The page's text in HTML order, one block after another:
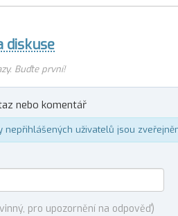
diskuse
Buďte první!
nebo komentář
nepřihlášených uživatelů jsou
pro upozornění na odpověď)